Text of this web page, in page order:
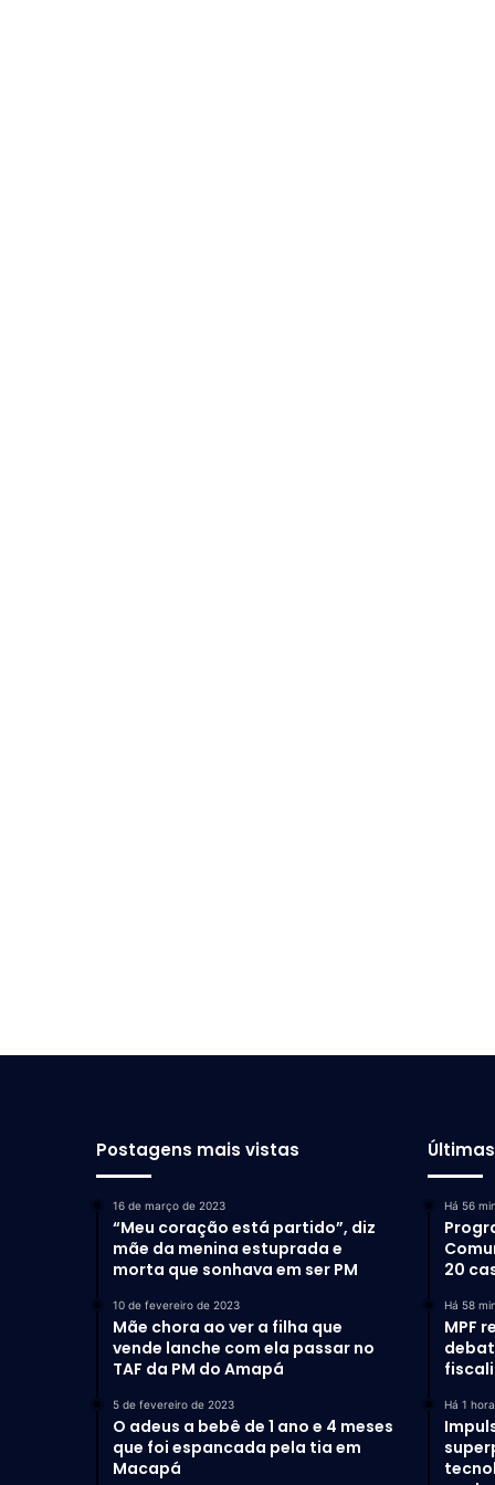
Postagens mais vistas
16 de março de 2023
“Meu coração está partido”, diz
mãe da menina estuprada e
morta que sonhava em ser PM
10 de fevereiro de 2023
Mãe chora ao ver a filha que
vende lanche com ela passar no
TAF da PM do Amapá
5 de fevereiro de 2023
O adeus a bebê de 1 ano e 4 meses
que foi espancada pela tia em
Macapá
Há 56
20
Há 58
MPF
Há 1 hora